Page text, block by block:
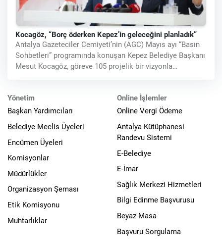
Kocagöz, “Borç öderken Kepez’in geleceğini planladık”
Antalya Gazeteciler Cemiyeti’nin (AGC) Mayıs ayı “Basın
Sohbetleri” programında konuşan Kepez Belediye Başkanı
Mesut Kocagöz, göreve 105 projelik bir vizyonla
Yönetim
Başkan Yardımcıları
Belediye Meclis Üyeleri
Encümen Üyeleri
Komisyonlar
Müdürlükler
Organizasyon Şeması
Etik Komisyonu
Muhtarlıklar
Online İşlemler
Online Vergi Ödeme
Antalya Kütüphanesi
Randevu Sistemi
E-Belediye
E-İmar
Sağlık Merkezi Hizmetleri
Bilgi Edinme Başvurusu
Beyaz Masa
Başvuru Sorgulama